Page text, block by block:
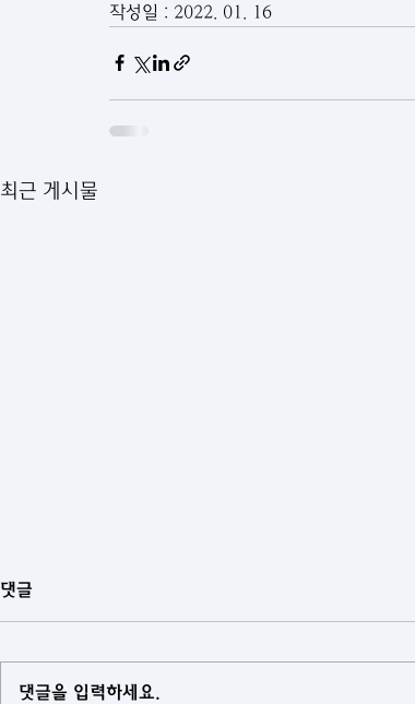
작성일 : 2022. 01. 16
최근 게시물
댓글
댓글을 입력하세요.